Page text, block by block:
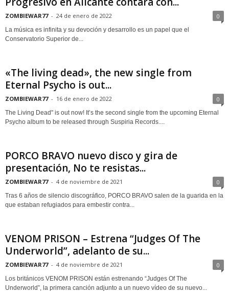
ZOMBIEWAR77 - 24 de enero de 2022 0
La música es infinita y su devoción y desarrollo es un papel que el
Conservatorio Superior de...
«The living dead», the new single from
Eternal Psycho is out...
ZOMBIEWAR77 - 16 de enero de 2022 0
The Living Dead" is out now! It’s the second single from the upcoming Eternal
Psycho album to be released through Suspiria Records....
PORCO BRAVO nuevo disco y gira de
presentación, No te resistas...
ZOMBIEWAR77 - 4 de noviembre de 2021 0
Tras 6 años de silencio discográfico, PORCO BRAVO salen de la guarida en la
que estaban refugiados para embestir contra...
VENOM PRISON – Estrena “Judges Of The
Underworld”, adelanto de su...
ZOMBIEWAR77 - 4 de noviembre de 2021 0
Los británicos VENOM PRISON están estrenando “Judges Of The
Underworld”, la primera canción adjunto a un nuevo vídeo de su nuevo...